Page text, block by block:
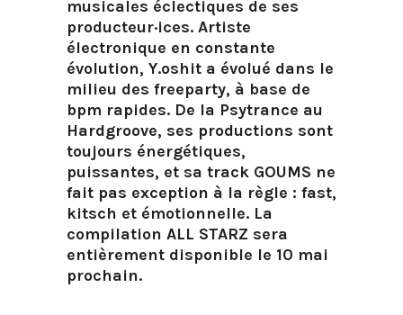
musicales éclectiques de ses
producteur·ices. Artiste
électronique en constante
évolution, Y.oshit a évolué dans le
milieu des freeparty, à base de
bpm rapides. De la Psytrance au
Hardgroove, ses productions sont
toujours énergétiques,
puissantes, et sa track GOUMS ne
fait pas exception à la règle : fast,
kitsch et émotionnelle. La
compilation ALL STARZ sera
entièrement disponible le 10 mai
prochain.